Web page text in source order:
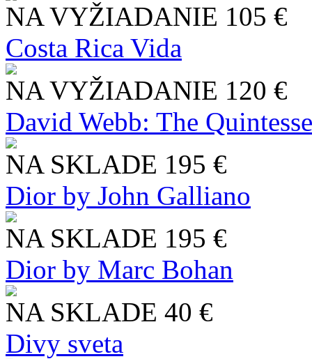
NA VYŽIADANIE 105 €
Costa Rica Vida
NA VYŽIADANIE 120 €
David Webb: The
NA SKLADE 195 €
Dior by John Galliano
NA SKLADE 195 €
Dior by Marc Bohan
NA SKLADE 40 €
Divy sveta